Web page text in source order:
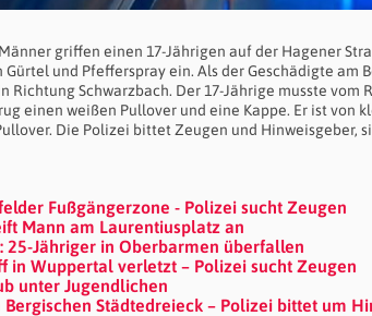
griffen einen 17-Jährigen auf der Hagener
und Pfefferspray ein. Als der Geschädigte am
Richtung Schwarzbach. Der 17-Jährige musste
einen weißen Pullover und eine Kappe. Er ist von
Die Polizei bittet Zeugen und Hinweisgeber,
Fußgängerzone - Polizei sucht Zeugen
Mann am Laurentiusplatz an
25-Jähriger in Oberbarmen überfallen
in Wuppertal verletzt – Polizei sucht Zeugen
unter Jugendlichen
Städtedreieck – Polizei bittet um